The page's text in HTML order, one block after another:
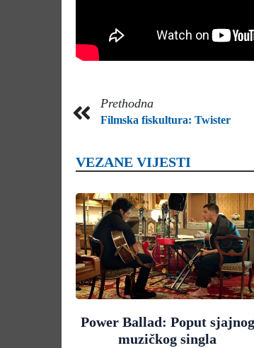
Prethodna
Filmska fiskultura: Twister
VEZANE VIJESTI
Power Ballad: Poput sjajnog
muzičkog singla